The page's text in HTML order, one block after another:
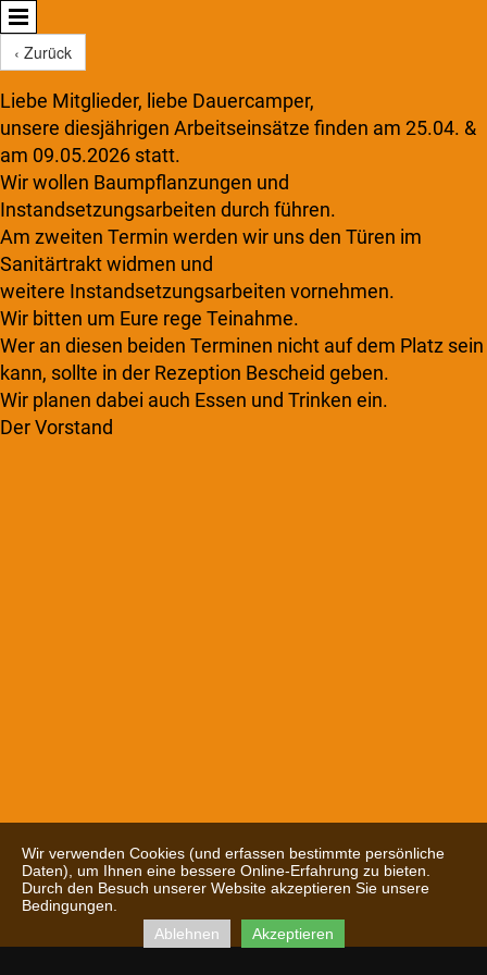
‹ Zurück
Liebe Mitglieder, liebe Dauercamper,
unsere diesjährigen Arbeitseinsätze finden am 25.04. &
am 09.05.2026 statt.
Wir wollen Baumpflanzungen und
Instandsetzungsarbeiten durch führen.
Am zweiten Termin werden wir uns den Türen im
Sanitärtrakt widmen und
weitere Instandsetzungsarbeiten vornehmen.
Wir bitten um Eure rege Teinahme.
Wer an diesen beiden Terminen nicht auf dem Platz sein
kann, sollte in der Rezeption Bescheid geben.
Wir planen dabei auch Essen und Trinken ein.
Der Vorstand
Wir verwenden Cookies (und erfassen bestimmte persönliche
Daten), um Ihnen eine bessere Online-Erfahrung zu bieten.
Durch den Besuch unserer Website akzeptieren Sie unsere
Bedingungen.
Ablehnen
Akzeptieren